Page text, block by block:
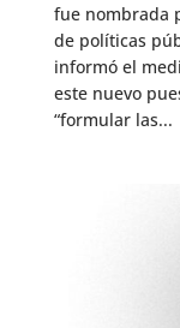
fue nombrada
de políticas
informó el
este nuevo
“formular las...